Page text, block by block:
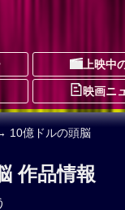
上映中
映画ニ
10億ドルの頭脳
作品情報